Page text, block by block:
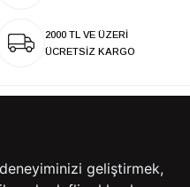
2000 TL VE ÜZERİ
ÜCRETSİZ KARGO
geliştirmek,